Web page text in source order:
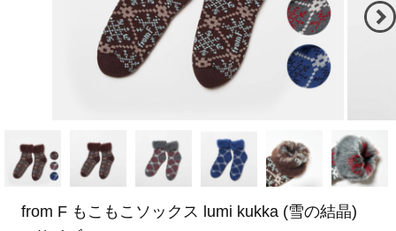
from F もこもこソックス lumi kukka (雪の結晶)